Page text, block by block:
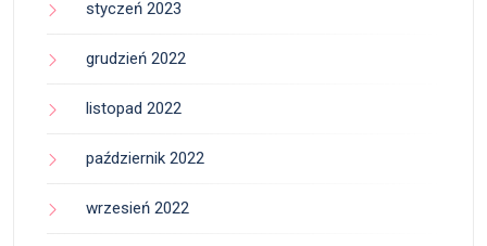
styczeń 2023
grudzień 2022
listopad 2022
październik 2022
wrzesień 2022